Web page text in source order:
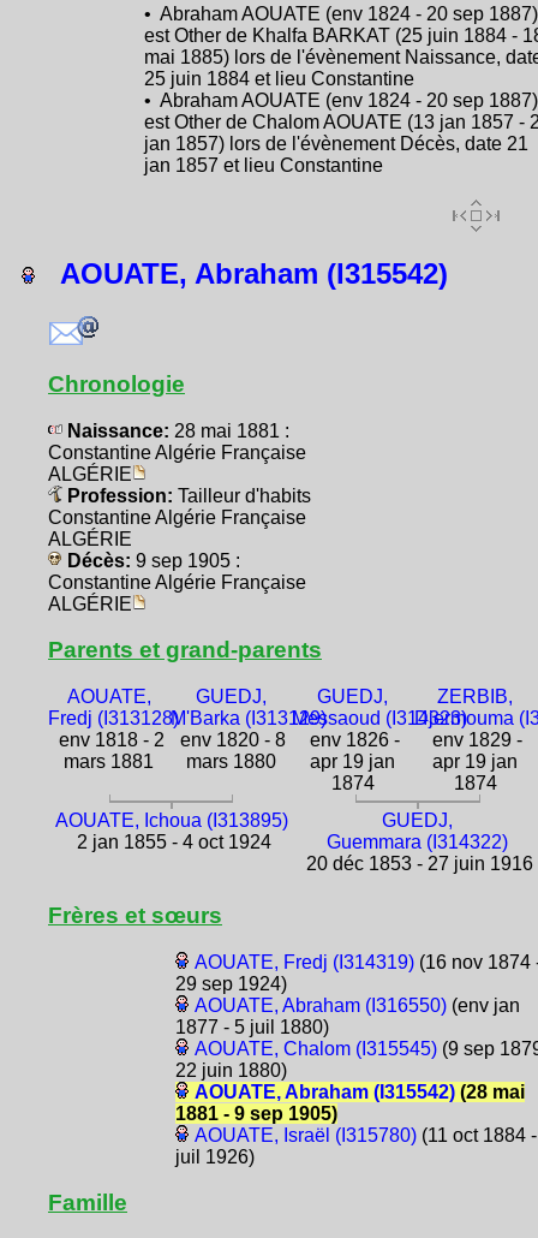
• Abraham AOUATE (env 1824 - 20 sep 1887)
est Other de Khalfa BARKAT (25 juin 1884 -
mai 1885) lors de l'évènement Naissance,
25 juin 1884 et lieu Constantine
• Abraham AOUATE (env 1824 - 20 sep 1887)
est Other de Chalom AOUATE (13 jan 1857 -
jan 1857) lors de l'évènement Décès, date 21
jan 1857 et lieu Constantine
AOUATE, Abraham (I315542)
Chronologie
Naissance: 28 mai 1881 :
Constantine Algérie Française
ALGÉRIE
Profession: Tailleur d'habits
Constantine Algérie Française
ALGÉRIE
Décès: 9 sep 1905 :
Constantine Algérie Française
ALGÉRIE
Parents et grand-parents
AOUATE,
Fredj (I313128)
env 1818 - 2
mars 1881
GUEDJ,
M'Barka (I313129)
env 1820 - 8
mars 1880
GUEDJ,
Messaoud (I314323)
env 1826 -
apr 19 jan
1874
ZERBIB,
Djermouma
env 1829 -
apr 19 jan
1874
AOUATE, Ichoua (I313895)
2 jan 1855 - 4 oct 1924
GUEDJ,
Guemmara (I314322)
20 déc 1853 - 27 juin 1916
Frères et sœurs
AOUATE, Fredj (I314319)(16 nov 1874
29 sep 1924)
AOUATE, Abraham (I316550)(env jan
1877 - 5 juil 1880)
AOUATE, Chalom (I315545)(9 sep
22 juin 1880)
AOUATE, Abraham (I315542)(28 mai
1881 - 9 sep 1905)
AOUATE, Israël (I315780)(11 oct 1884
juil 1926)
Famille